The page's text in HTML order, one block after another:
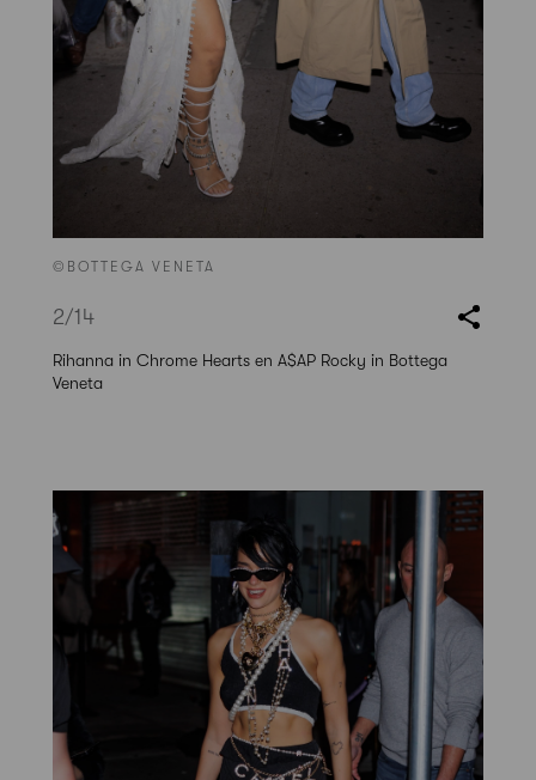
©BOTTEGA VENETA
2/14
Rihanna in Chrome Hearts en A$AP Rocky in Bottega
Veneta